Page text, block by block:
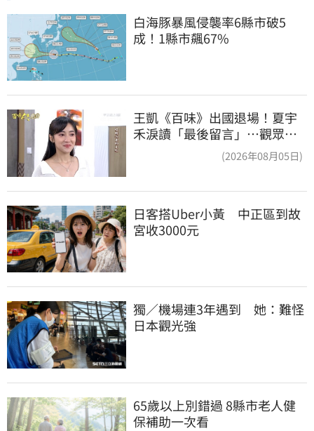
白海豚暴風侵襲率6縣市破5
成！1縣市飆67%
王凱《百味》出國退場！夏宇
禾淚讀「最後留言」…觀眾全
(2026年08月05日)
日客搭Uber小黃　中正區到故
宮收3000元
獨／機場連3年遇到　她：難怪
日本觀光強
65歲以上別錯過 8縣市老人健
保補助一次看